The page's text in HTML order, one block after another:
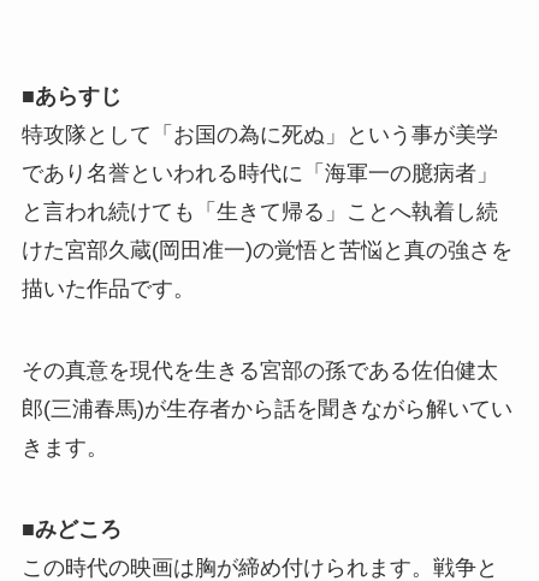
■あらすじ
特攻隊として「お国の為に死ぬ」という事が美学
であり名誉といわれる時代に「海軍一の臆病者」
と言われ続けても「生きて帰る」ことへ執着し続
けた宮部久蔵(岡田准一)の覚悟と苦悩と真の強さを
描いた作品です。
その真意を現代を生きる宮部の孫である佐伯健太
郎(三浦春馬)が生存者から話を聞きながら解いてい
きます。
■みどころ
この時代の映画は胸が締め付けられます。戦争と